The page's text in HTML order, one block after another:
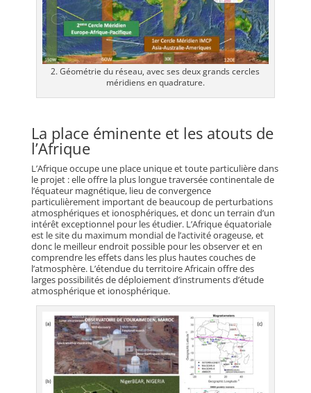
2. Géométrie du réseau, avec ses deux grands cercles
méridiens en quadrature.
La place éminente et les atouts de
l’Afrique
L’Afrique occupe une place unique et toute particulière dans
le projet : elle offre la plus longue traversée continentale de
l’équateur magnétique, lieu de convergence
particulièrement important de beaucoup de perturbations
atmosphériques et ionosphériques, et donc un terrain d’un
intérêt exceptionnel pour les étudier. L’Afrique équatoriale
est le site du maximum mondial de l’activité orageuse, et
donc le meilleur endroit possible pour les observer et en
comprendre les effets dans les plus hautes couches de
l’atmosphère. L’étendue du territoire Africain offre des
larges possibilités de déploiement d’instruments d’étude
atmosphérique et ionosphérique.